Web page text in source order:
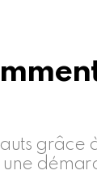
grâce
une